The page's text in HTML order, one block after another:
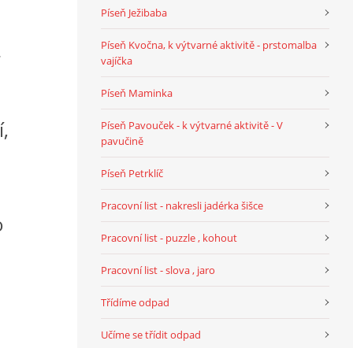
Píseň Ježibaba
Píseň Kvočna, k výtvarné aktivitě - prstomalba
vajíčka
Píseň Maminka
Píseň Pavouček - k výtvarné aktivitě - V
pavučině
Píseň Petrklíč
Pracovní list - nakresli jadérka šišce
Pracovní list - puzzle , kohout
Pracovní list - slova , jaro
Třídíme odpad
Učíme se třídit odpad